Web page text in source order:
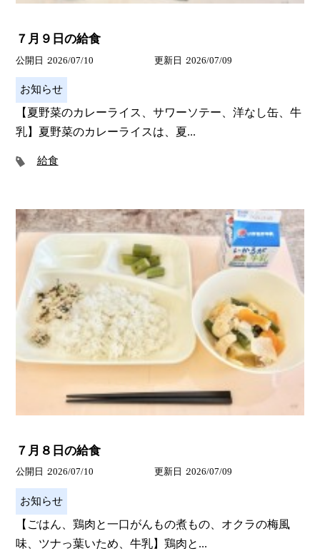
７月９日の給食
公開日 2026/07/10 更新日 2026/07/09
お知らせ
【夏野菜のカレーライス、サワーソテー、洋なし缶、牛
乳】夏野菜のカレーライスは、夏...
給食
７月８日の給食
公開日 2026/07/10 更新日 2026/07/09
お知らせ
【ごはん、鶏肉と一口がんもの煮もの、オクラの梅風
味、ツナっ葉いため、牛乳】鶏肉と...